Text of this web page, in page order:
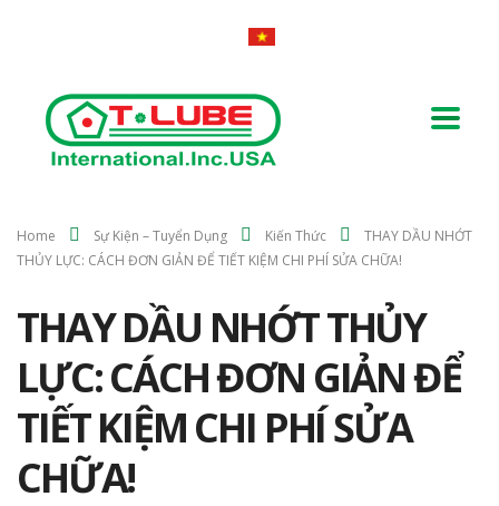
Home Sự Kiện – Tuyển Dụng Kiến Thức
THAY DẦU NHỚT
THỦY LỰC: CÁCH ĐƠN GIẢN ĐỂ TIẾT KIỆM CHI PHÍ SỬA CHỮA!
THAY DẦU NHỚT THỦY
LỰC: CÁCH ĐƠN GIẢN ĐỂ
TIẾT KIỆM CHI PHÍ SỬA
CHỮA!